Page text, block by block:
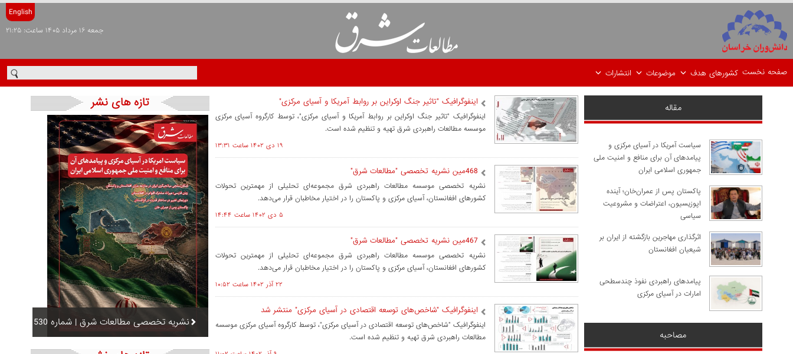
English
جمعه ۱۶ مرداد ۱۴۰۵ ساعت: ۲۱:۲۵
صفحه نخست کشورهای هدف موضوعات انتشارات
مقاله
سیاست آمریکا در آسیای مرکزی و
پیامدهای آن برای منافع و امنیت ملی
جمهوری اسلامی ایران
پاکستان پس از عمران‌خان؛ آینده
اپوزیسیون، اعتراضات و مشروعیت
سیاسی
اثرگذاری مهاجرین بازگشته از ایران بر
شیعیان افغانستان
پیامدهای راهبردی نفوذ چندسطحی
امارات در آسیای مرکزی
مصاحبه
اینفوگرافیک "تاثیر جنگ اوکراین بر روابط آمریکا و آسیای مرکزی"
اینفوگرافیک "تاثیر جنگ اوکراین بر روابط آمریکا و آسیای مرکزی"، توسط کارگروه آسیای مرکزی
موسسه مطالعات راهبردی شرق تهیه و تنظیم شده است.
۱۹ دی ۱۴۰۲ ساعت ۱۳:۳۱
468مین نشریه تخصصی "مطالعات شرق"
نشریه تخصصی موسسه مطالعات راهبردی شرق مجموعه‌ای تحلیلی از مهمترین تحولات
کشورهای افغانستان، آسیای مرکزی و پاکستان را در اختیار مخاطبان قرار می‌دهد.
۵ دی ۱۴۰۲ ساعت ۱۴:۴۴
467مین نشریه تخصصی "مطالعات شرق"
نشریه تخصصی موسسه مطالعات راهبردی شرق مجموعه‌ای تحلیلی از مهمترین تحولات
کشورهای افغانستان، آسیای مرکزی و پاکستان را در اختیار مخاطبان قرار می‌دهد.
۲۲ آذر ۱۴۰۲ ساعت ۱۰:۵۲
اینفوگرافیک "شاخص‌های توسعه اقتصادی در آسیای مرکزی" منتشر شد
اینفوگرافیک "شاخص‌های توسعه اقتصادی در آسیای مرکزی"، توسط کارگروه آسیای مرکزی موسسه
مطالعات راهبردی شرق تهیه و تنظیم شده است.
تازه های نشر
نشریه تخصصی مطالعات شرق | شماره 530